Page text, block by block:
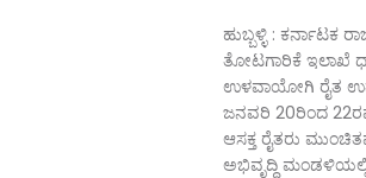
ಹುಬ್ಬಳ್ಳಿ : ಕರ್ನಾಟಕ
ತೋಟಗಾರಿಕೆ ಇಲಾಖೆ
ಉಳವಾಯೋಗಿ ರೈತ
ಜನವರಿ 20ರಿಂದ
ಆಸಕ್ತ ರೈತರು
ಅಭಿವೃದ್ಧಿ